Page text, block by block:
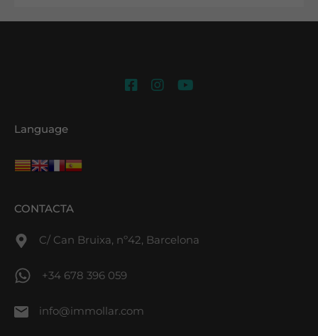
Language
CONTACTA
C/ Can Bruixa, nº42, Barcelona
+34 678 396 059
info@immollar.com